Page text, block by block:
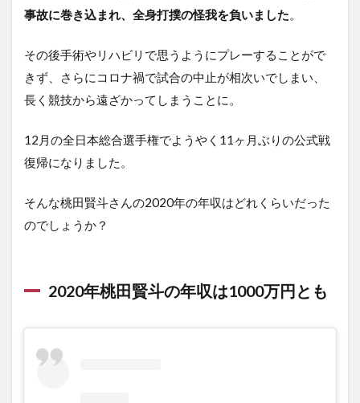
事故に巻き込まれ、全身打撲の怪我を負いました。
その後手術やリハビリで思うようにプレーすることがで
きず、さらにコロナ禍で試合の中止が相次いでしまい、
長く競技から遠ざかってしまうことに。
12月の全日本総合選手権でようやく11ヶ月ぶりの公式戦
復帰になりました。
そんな桃田賢斗さんの2020年の年収はどれくらいだった
のでしょうか？
2020年桃田賢斗の年収は1000万円とも